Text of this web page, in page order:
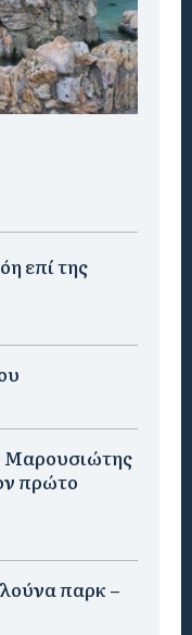
επί της
Μαρουσιώτης
πρώτο
παρκ –